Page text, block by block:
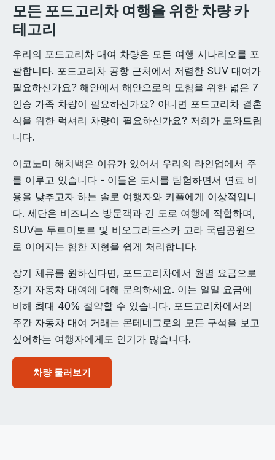
모든 포드고리차 여행을 위한 차량 카
테고리
우리의 포드고리차 대여 차량은 모든 여행 시나리오를 포
괄합니다. 포드고리차 공항 근처에서 저렴한 SUV 대여가
필요하신가요? 해안에서 해안으로의 모험을 위한 넓은 7
인승 가족 차량이 필요하신가요? 아니면 포드고리차 결혼
식을 위한 럭셔리 차량이 필요하신가요? 저희가 도와드립
니다.
이코노미 해치백은 이유가 있어서 우리의 라인업에서 주
를 이루고 있습니다 - 이들은 도시를 탐험하면서 연료 비
용을 낮추고자 하는 솔로 여행자와 커플에게 이상적입니
다. 세단은 비즈니스 방문객과 긴 도로 여행에 적합하며,
SUV는 두르미토르 및 비오그라드스카 고라 국립공원으
로 이어지는 험한 지형을 쉽게 처리합니다.
장기 체류를 원하신다면, 포드고리차에서 월별 요금으로
장기 자동차 대여에 대해 문의하세요. 이는 일일 요금에
비해 최대 40% 절약할 수 있습니다. 포드고리차에서의
주간 자동차 대여 거래는 몬테네그로의 모든 구석을 보고
싶어하는 여행자에게도 인기가 많습니다.
차량 둘러보기